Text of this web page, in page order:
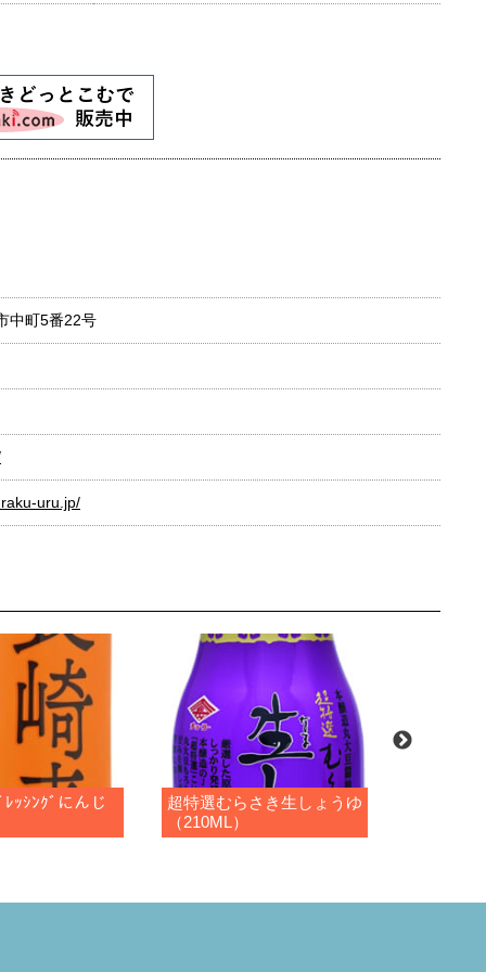
中町5番22号
uru.jp/
ｯｼﾝｸﾞにんじ
超特選むらさき生しょうゆ
（210ML）